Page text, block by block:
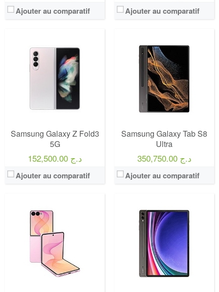
Ajouter au comparatif Ajouter au comparatif
Samsung Galaxy Z Fold3
5G
152,500.00 د.ج
Ajouter au comparatif
Samsung Galaxy Tab S8
Ultra
350,750.00 د.ج
Ajouter au comparatif